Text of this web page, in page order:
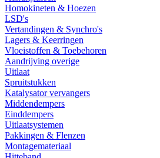
Homokineten & Hoezen
LSD's
Vertandingen & Synchro's
Lagers & Keerringen
Vloeistoffen & Toebehoren
Aandrijving overige
Uitlaat
Spruitstukken
Katalysator vervangers
Middendempers
Einddempers
Uitlaatsystemen
Pakkingen & Flenzen
Montagemateriaal